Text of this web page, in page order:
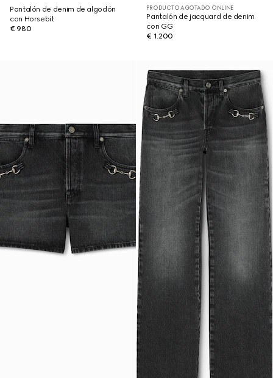
Pantalón de denim de algodón
con Horsebit
€ 980
PRODUCTO AGOTADO ONLINE
Pantalón de jacquard de denim
con GG
€ 1.200